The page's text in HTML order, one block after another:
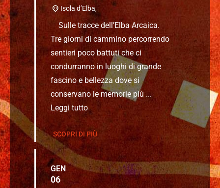
Isola d’Elba,
Sulle tracce dell’Elba Arcaica.
Tre giorni di cammino percorrendo
sentieri poco battuti che ci
condurranno in luoghi di grande
fascino e bellezza dove si
conservano le memorie più ...
Leggi tutto
SCOPRI DI PIÙ
GEN
06